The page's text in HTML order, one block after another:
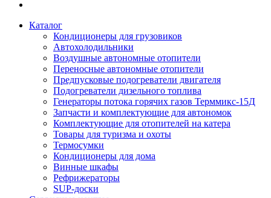
Каталог
Кондиционеры для грузовиков
Автохолодильники
Воздушные автономные отопители
Переносные автономные отопители
Предпусковые подогреватели двигателя
Подогреватели дизельного топлива
Генераторы потока горячих газов Терммикс-15Д
Запчасти и комплектующие для автономок
Комплектующие для отопителей на катера
Товары для туризма и охоты
Термосумки
Кондиционеры для дома
Винные шкафы
Рефрижераторы
SUP-доски